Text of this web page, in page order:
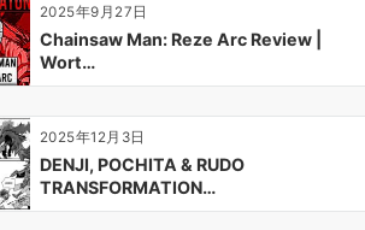
2025年9月27日
Chainsaw Man: Reze Arc Review |
Wort…
2025年12月3日
DENJI, POCHITA & RUDO
TRANSFORMATION…